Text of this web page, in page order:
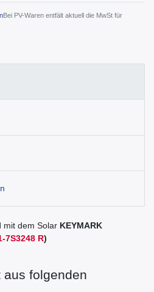
Bei PV-Waren entfält aktuell die MwSt für
mit dem Solar KEYMARK
7S3248 R)
aus folgenden